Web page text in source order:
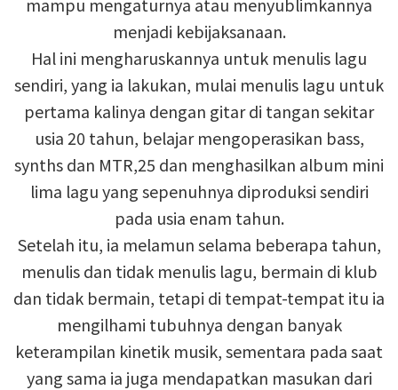
menjadi kebijaksanaan.
Hal ini mengharuskannya untuk menulis lagu
sendiri, yang ia lakukan, mulai menulis lagu untuk
pertama kalinya dengan gitar di tangan sekitar
usia 20 tahun, belajar mengoperasikan bass,
synths dan MTR,25 dan menghasilkan album mini
lima lagu yang sepenuhnya diproduksi sendiri
pada usia enam tahun.
Setelah itu, ia melamun selama beberapa tahun,
menulis dan tidak menulis lagu, bermain di klub
dan tidak bermain, tetapi di tempat-tempat itu ia
mengilhami tubuhnya dengan banyak
keterampilan kinetik musik, sementara pada saat
yang sama ia juga mendapatkan masukan dari